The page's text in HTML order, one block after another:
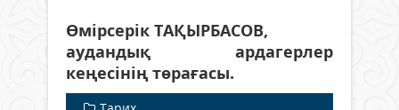
Өмірсерік ТАҚЫРБАСОВ,
аудандық ардагерлер
кеңесінің төрағасы.